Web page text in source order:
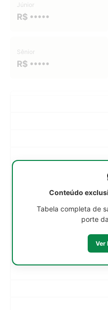
Júnior
R$ •••••
Sênior
R$ •••••
Conteúdo
Tabela completa de
porte
Ver